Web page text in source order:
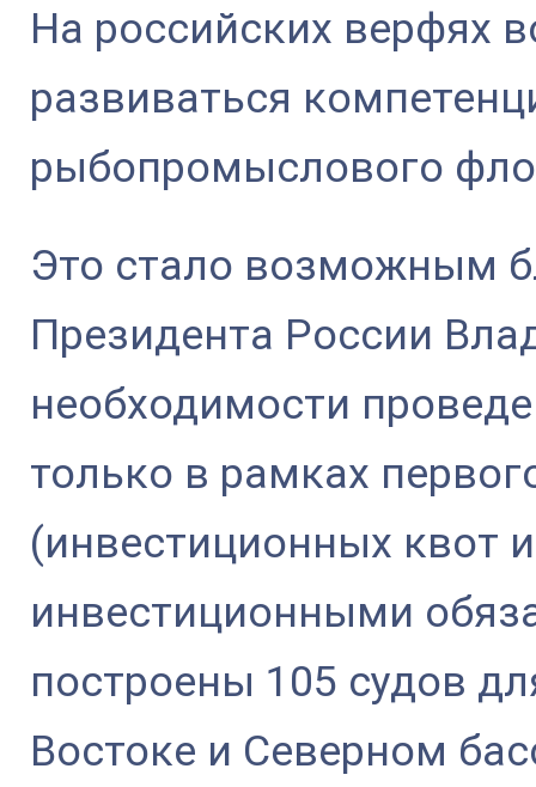
На российских верфях
развиваться
рыбопромыслового
Это стало возможным
Президента России
необходимости
только в рамках
(инвестиционных квот
инвестиционными
построены 105 судов
Востоке и Северном